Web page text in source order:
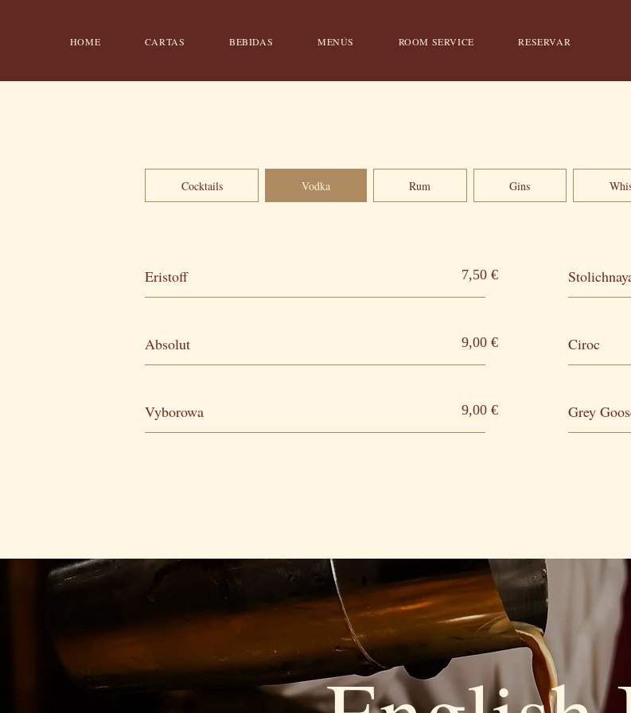
HOME CARTAS BEBIDAS MENÚS ROOM SERVICE RESERVAR
Cocktails Vodka Rum Gins
Eristoff 7,50 €
Absolut 9,00 €
Vyborowa 9,00 €
Ciroc
Grey